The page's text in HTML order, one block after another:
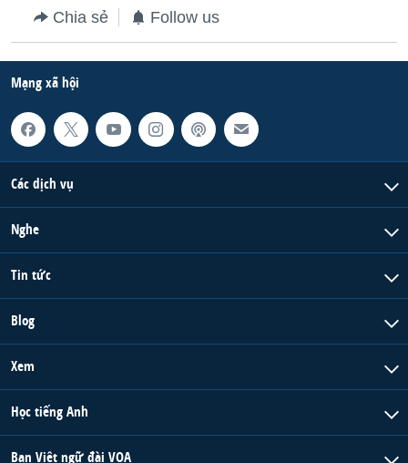
Chia sẻ Follow us
Mạng xã hội
Các dịch vụ
Nghe
Tin tức
Blog
Xem
Học tiếng Anh
Ban Việt ngữ đài VOA